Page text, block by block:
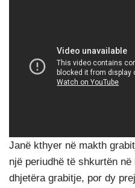
Janë kthyer në makth
një periudhë të shkurtën
dhjetëra grabitje, por dy